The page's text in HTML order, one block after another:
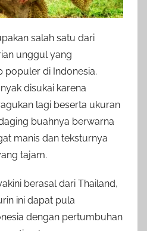
salah satu dari
unggul yang
populer di Indonesia.
disukai karena
lagi beserta ukuran
buahnya berwarna
manis dan teksturnya
tajam.
berasal dari Thailand,
ini dapat pula
dengan pertumbuhan